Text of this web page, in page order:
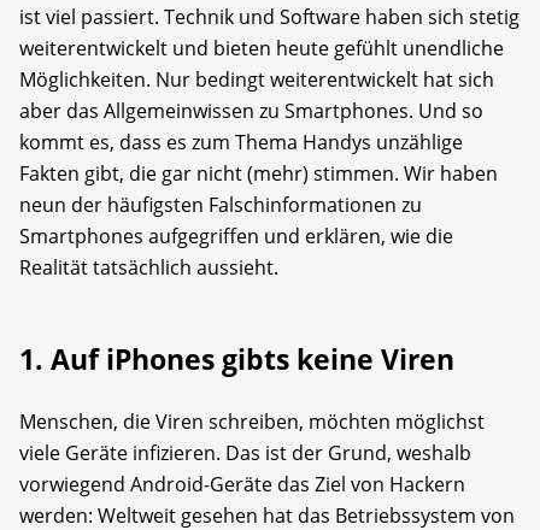
ist viel passiert. Technik und Software haben sich stetig
weiterent­wickelt und bieten heute gefühlt unendliche
Möglichkeiten. Nur bedingt weiterentwickelt hat sich
aber das Allgemeinwissen zu Smartphones. Und so
kommt es, dass es zum Thema Handys unzählige
Fakten gibt, die gar nicht (mehr) stimmen. Wir haben
neun der häufigsten Falschinformationen zu
Smartphones aufgegriffen und erklären, wie die
Realität tatsächlich aussieht.
1. Auf iPhones gibts keine Viren
Menschen, die Viren schreiben, möchten möglichst
viele Geräte infizieren. Das ist der Grund, weshalb
vorwiegend Android-Geräte das Ziel von Hackern
werden: Weltweit gesehen hat das Betriebssystem von